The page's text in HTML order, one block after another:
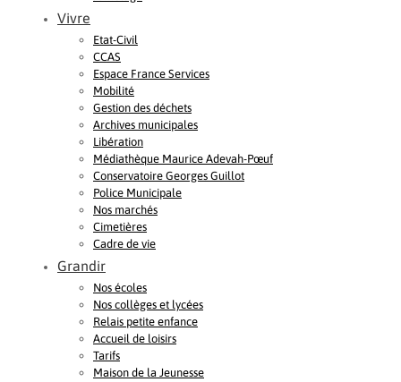
Vivre
Etat-Civil
CCAS
Espace France Services
Mobilité
Gestion des déchets
Archives municipales
Libération
Médiathèque Maurice Adevah-Pœuf
Conservatoire Georges Guillot
Police Municipale
Nos marchés
Cimetières
Cadre de vie
Grandir
Nos écoles
Nos collèges et lycées
Relais petite enfance
Accueil de loisirs
Tarifs
Maison de la Jeunesse